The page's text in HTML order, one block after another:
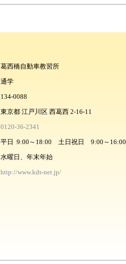
葛西橋自動車教習所
通学
134-0088
東京都 江戸川区 西葛西 2-16-11
0120-36-2341
平日 9:00～18:00 土日祝日 9:00～16:00
水曜日、年末年始
http://www.kds-net.jp/